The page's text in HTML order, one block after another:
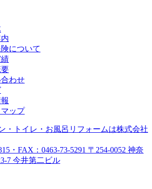
について
わせ
ップ